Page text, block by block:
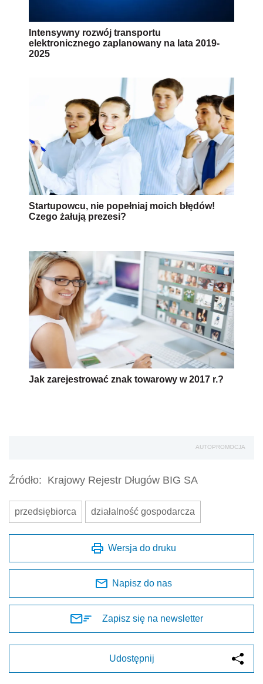
Intensywny rozwój transportu
elektronicznego zaplanowany na lata 2019-
2025
Startupowcu, nie popełniaj moich błędów!
Czego żałują prezesi?
Jak zarejestrować znak towarowy w 2017 r.?
AUTOPROMOCJA
Źródło: Krajowy Rejestr Długów BIG SA
przedsiębiorca działalność gospodarcza
Wersja do druku
Napisz do nas
Zapisz się na newsletter
Udostępnij